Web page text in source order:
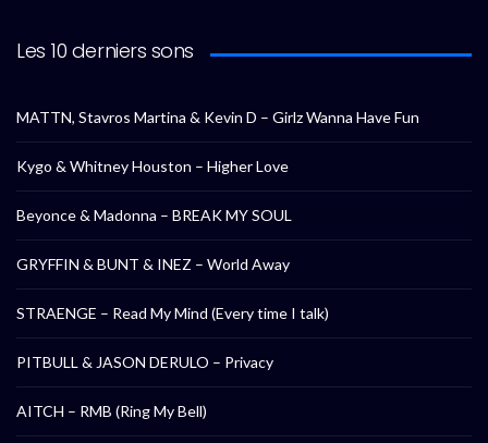
Les 10 derniers sons
MATTN, Stavros Martina & Kevin D – Girlz Wanna Have Fun
Kygo & Whitney Houston – Higher Love
Beyonce & Madonna – BREAK MY SOUL
GRYFFIN & BUNT & INEZ – World Away
STRAENGE – Read My Mind (Every time I talk)
PITBULL & JASON DERULO – Privacy
AITCH – RMB (Ring My Bell)